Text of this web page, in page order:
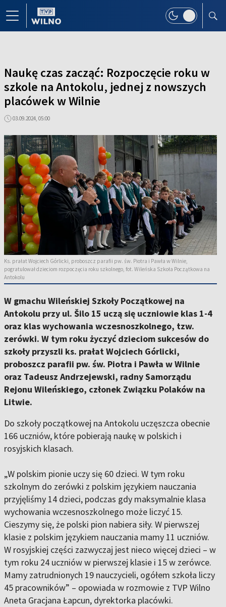
Naukę czas zacząć: Rozpoczęcie roku w
szkole na Antokolu, jednej z nowszych
placówek w Wilnie
03.09.2024, 05:00
Ks. prałat Wojciech Górlicki, proboszcz parafii pw. św. Piotra i Pawła w Wilnie,
pogratulował dzieciom rozpoczęcia roku szkolnego, fot. Wileńska Szkoła Początkowa na
Antokolu
W gmachu Wileńskiej Szkoły Początkowej na
Antokolu przy ul. Šilo 15 uczą się uczniowie klas 1-4
oraz klas wychowania wczesnoszkolnego, tzw.
zerówki. W tym roku życzyć dzieciom sukcesów do
szkoły przyszli ks. prałat Wojciech Górlicki,
proboszcz parafii pw. św. Piotra i Pawła w Wilnie
oraz Tadeusz Andrzejewski, radny Samorządu
Rejonu Wileńskiego, członek Związku Polaków na
Litwie.
Do szkoły początkowej na Antokolu uczęszcza obecnie
166 uczniów, które pobierają naukę w polskich i
rosyjskich klasach.
„W polskim pionie uczy się 60 dzieci. W tym roku
szkolnym do zerówki z polskim językiem nauczania
przyjęliśmy 14 dzieci, podczas gdy maksymalnie klasa
wychowania wczesnoszkolnego może liczyć 15.
Cieszymy się, że polski pion nabiera siły. W pierwszej
klasie z polskim językiem nauczania mamy 11 uczniów.
W rosyjskiej części zazwyczaj jest nieco więcej dzieci – w
tym roku 24 uczniów w pierwszej klasie i 15 w zerówce.
Mamy zatrudnionych 19 nauczycieli, ogółem szkoła liczy
45 pracowników” – opowiada w rozmowie z TVP Wilno
Aneta Gracjana Łapcun, dyrektorka placówki.